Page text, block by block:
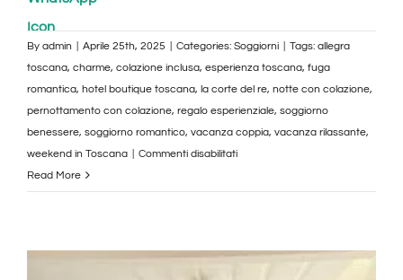
By admin Aprile 25th, 2025 Categories: Soggiorni Tags: allegra
toscana, charme, colazione inclusa, esperienza toscana, fuga
romantica, hotel boutique toscana, la corte del re, notte con colazione,
pernottamento con colazione, regalo esperienziale, soggiorno
benessere, soggiorno romantico, vacanza coppia, vacanza rilassante,
weekend in Toscana
Commenti disabilitatisu
4
Read More